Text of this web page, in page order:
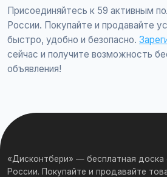
Присоединяйтесь к 59 активным
России. Покупайте и продавайте
быстро, удобно и безопасно.
сейчас и получите возможность
объявления!
«Дисконтбери» — бесплатная доска
России. Покупайте и продавайте